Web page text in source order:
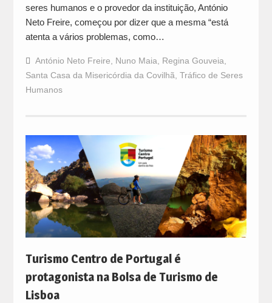
seres humanos e o provedor da instituição, António
Neto Freire, começou por dizer que a mesma “está
atenta a vários problemas, como…
António Neto Freire, Nuno Maia, Regina Gouveia,
Santa Casa da Misericórdia da Covilhã, Tráfico de Seres
Humanos
Turismo Centro de Portugal é
protagonista na Bolsa de Turismo de
Lisboa